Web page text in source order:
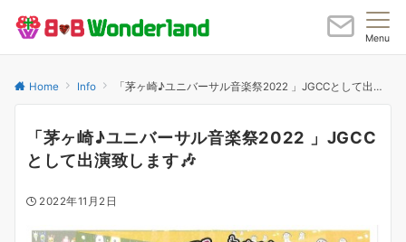
Menu
Home Info 「茅ヶ崎♪ユニバーサル音楽祭2022 」JGCCとして出演致します🎶
「茅ヶ崎♪ユニバーサル音楽祭2022 」JGCC
として出演致します🎶
2022年11月2日